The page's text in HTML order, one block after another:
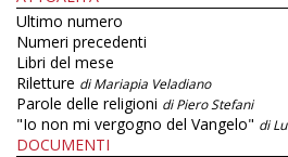
Ultimo numero
Numeri precedenti
Libri del mese
Riletture di Mariapia Veladiano
Parole delle religioni di Piero Stefani
"Io non mi vergogno del Vangelo" di
DOCUMENTI